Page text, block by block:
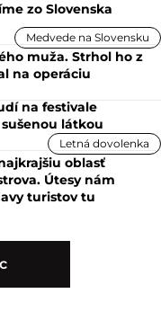
zo Slovenska
Medvede na Slovensku
muža. Strhol ho z
na operáciu
na festivale
látkou
Letná dovolenka
oblasť
Útesy nám
turistov tu